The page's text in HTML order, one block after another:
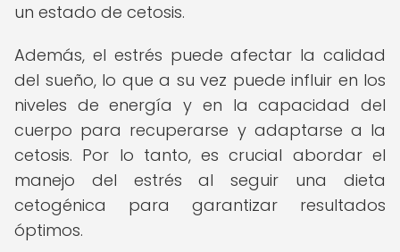
un estado de cetosis.
Además, el estrés puede afectar la calidad
del sueño, lo que a su vez puede influir en los
niveles de energía y en la capacidad del
cuerpo para recuperarse y adaptarse a la
cetosis. Por lo tanto, es crucial abordar el
manejo del estrés al seguir una dieta
cetogénica para garantizar resultados
óptimos.